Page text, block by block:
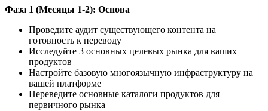
Фаза 1 (Месяцы 1-2): Основа
Проведите аудит существующего контента на
готовность к переводу
Исследуйте 3 основных целевых рынка для ваших
продуктов
Настройте базовую многоязычную инфраструктуру на
вашей платформе
Переведите основные каталоги продуктов для
первичного рынка